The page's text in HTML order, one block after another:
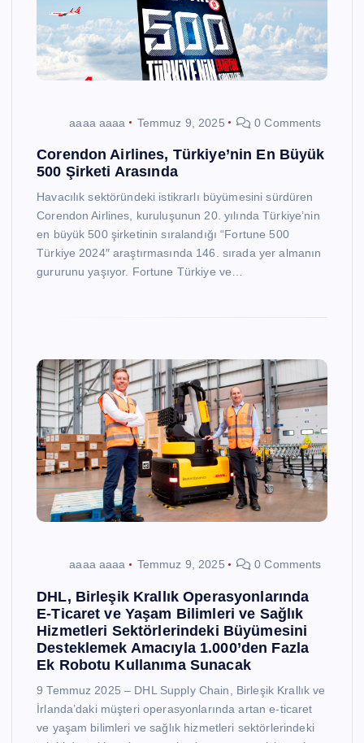
aaaa aaaa Temmuz 9, 2025 0 Comments
Corendon Airlines, Türkiye’nin En Büyük
500 Şirketi Arasında
Havacılık sektöründeki istikrarlı büyümesini sürdüren
Corendon Airlines, kuruluşunun 20. yılında Türkiye’nin
en büyük 500 şirketinin sıralandığı “Fortune 500
Türkiye 2024″ araştırmasında 146. sırada yer almanın
gururunu yaşıyor. Fortune Türkiye ve…
aaaa aaaa Temmuz 9, 2025 0 Comments
DHL, Birleşik Krallık Operasyonlarında
E-Ticaret ve Yaşam Bilimleri ve Sağlık
Hizmetleri Sektörlerindeki Büyümesini
Desteklemek Amacıyla 1.000’den Fazla
Ek Robotu Kullanıma Sunacak
9 Temmuz 2025 – DHL Supply Chain, Birleşik Krallık ve
İrlanda’daki müşteri operasyonlarında artan e-ticaret
ve yaşam bilimleri ve sağlık hizmetleri sektörlerindeki